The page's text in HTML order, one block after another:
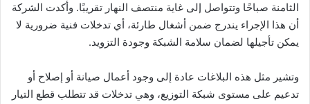
الثامنة صباحًا وتتواصل إلى غاية منتصف النهار تقريبًا. وأكدت الشركة
أن هذا الإجراء يندرج ضمن أشغال طارئة، أي تدخلات فنية ضرورية لا
يمكن تأجيلها لضمان سلامة الشبكة وجودة التزويد.
وتشير مثل هذه البلاغات عادة إلى وجود أعمال صيانة أو إصلاح أو
تدعيم على مستوى شبكة التوزيع، وهي تدخلات قد تتطلب قطع التيار